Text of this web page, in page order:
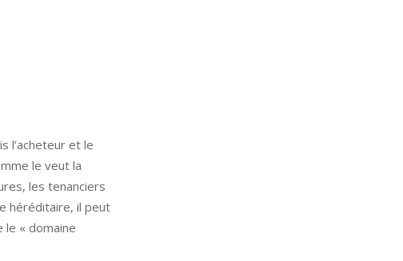
l’acheteur et le
le veut la
les tenanciers
héréditaire, il peut
« domaine